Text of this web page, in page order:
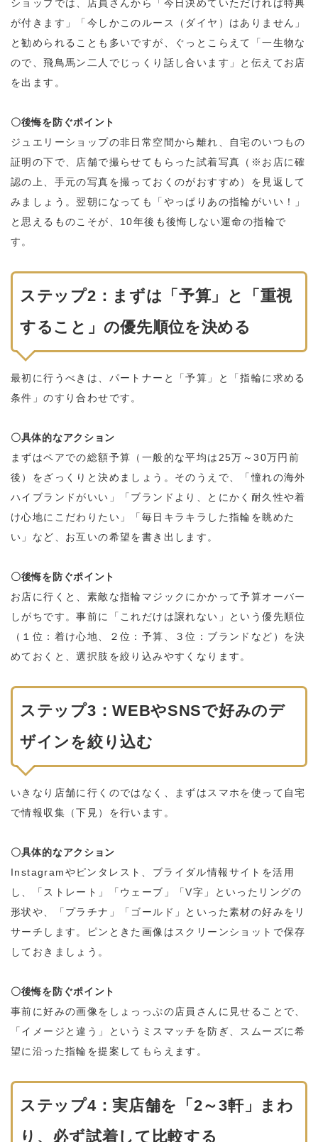
ショップでは、店員さんから「今日決めていただければ特典
が付きます」「今しかこのルース（ダイヤ）はありません」
と勧められることも多いですが、ぐっとこらえて「一生物な
ので、飛鳥馬ン二人でじっくり話し合います」と伝えてお店
を出ます。
〇後悔を防ぐポイント
ジュエリーショップの非日常空間から離れ、自宅のいつもの
証明の下で、店舗で撮らせてもらった試着写真（※お店に確
認の上、手元の写真を撮っておくのがおすすめ）を見返して
みましょう。翌朝になっても「やっぱりあの指輪がいい！」
と思えるものこそが、10年後も後悔しない運命の指輪で
す。
ステップ2：まずは「予算」と「重視
すること」の優先順位を決める
最初に行うべきは、パートナーと「予算」と「指輪に求める
条件」のすり合わせです。
〇具体的なアクション
まずはペアでの総額予算（一般的な平均は25万～30万円前
後）をざっくりと決めましょう。そのうえで、「憧れの海外
ハイブランドがいい」「ブランドより、とにかく耐久性や着
け心地にこだわりたい」「毎日キラキラした指輪を眺めた
い」など、お互いの希望を書き出します。
〇後悔を防ぐポイント
お店に行くと、素敵な指輪マジックにかかって予算オーバー
しがちです。事前に「これだけは譲れない」という優先順位
（１位：着け心地、２位：予算、３位：ブランドなど）を決
めておくと、選択肢を絞り込みやすくなります。
ステップ3：WEBやSNSで好みのデ
ザインを絞り込む
いきなり店舗に行くのではなく、まずはスマホを使って自宅
で情報収集（下見）を行います。
〇具体的なアクション
Instagramやピンタレスト、ブライダル情報サイトを活用
し、「ストレート」「ウェーブ」「V字」といったリングの
形状や、「プラチナ」「ゴールド」といった素材の好みをリ
サーチします。ピンときた画像はスクリーンショットで保存
しておきましょう。
〇後悔を防ぐポイント
事前に好みの画像をしょっっぷの店員さんに見せることで、
「イメージと違う」というミスマッチを防ぎ、スムーズに希
望に沿った指輪を提案してもらえます。
ステップ4：実店舗を「2～3軒」まわ
り、必ず試着して比較する